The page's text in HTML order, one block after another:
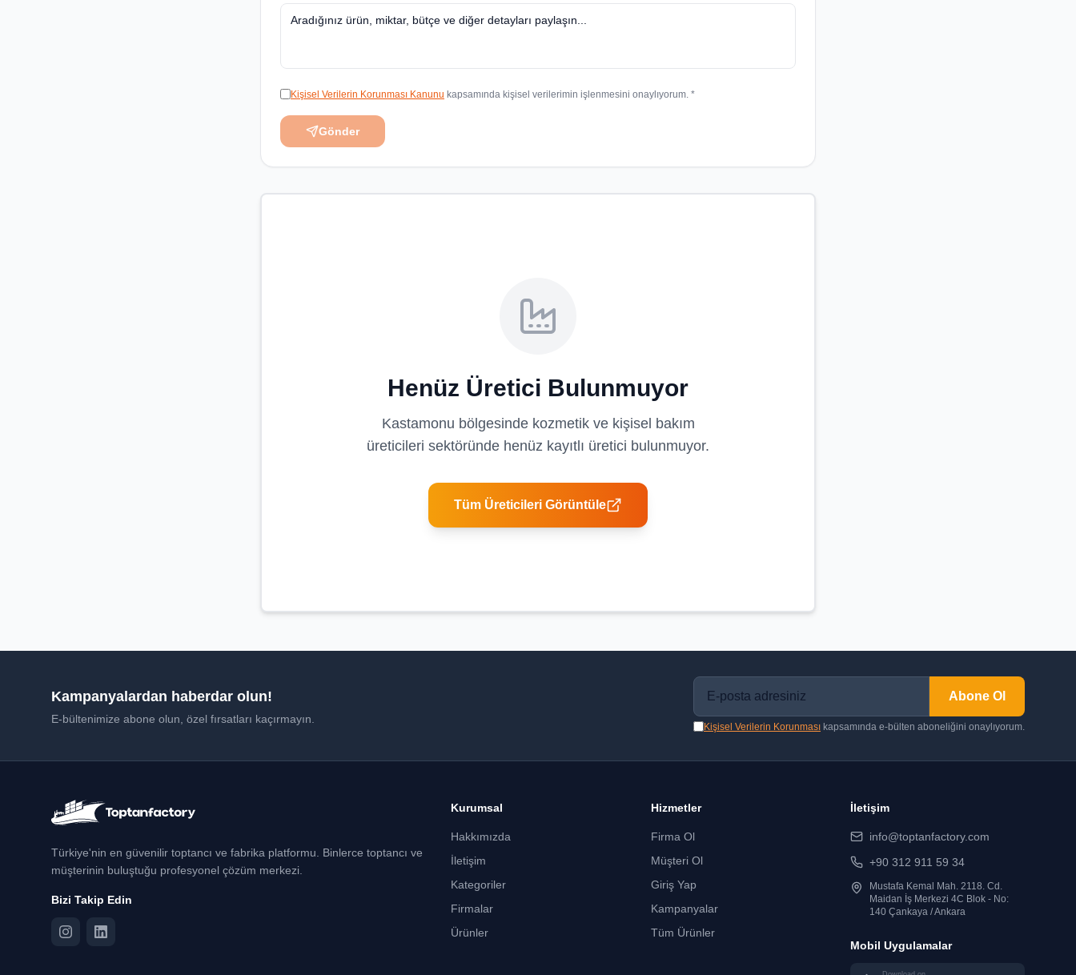
Kişisel Verilerin Korunması Kanunu kapsamında kişisel verilerimin işlenmesini onaylıyorum. *
Gönder
Henüz Üretici Bulunmuyor
Kastamonu bölgesinde kozmetik ve kişisel bakım
üreticileri sektöründe henüz kayıtlı üretici bulunmuyor.
Tüm Üreticileri Görüntüle
Kampanyalardan haberdar olun!
E-bültenimize abone olun, özel fırsatları kaçırmayın.
Abone Ol
Kişisel Verilerin Korunması kapsamında e-bülten aboneliğini onaylıyorum.
Türkiye'nin en güvenilir toptancı ve fabrika platformu. Binlerce toptancı ve
müşterinin buluştuğu profesyonel çözüm merkezi.
Bizi Takip Edin
Kurumsal
Hakkımızda
İletişim
Kategoriler
Firmalar
Ürünler
Hizmetler
Firma Ol
Müşteri Ol
Giriş Yap
Kampanyalar
Tüm Ürünler
İletişim
info@toptanfactory.com
+90 312 911 59 34
Mustafa Kemal Mah. 2118. Cd.
Maidan İş Merkezi 4C Blok - No:
140 Çankaya / Ankara
Mobil Uygulamalar